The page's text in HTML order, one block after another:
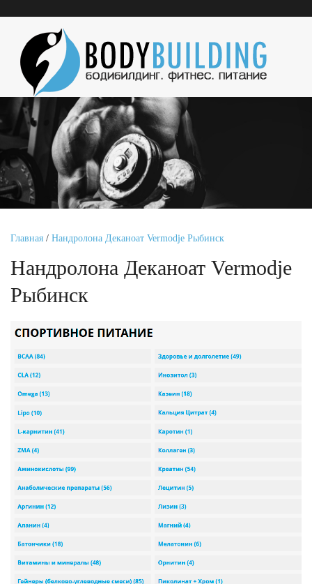
Главная / Нандролона Деканоат Vermodje Рыбинск
Нандролона Деканоат Vermodje
Рыбинск